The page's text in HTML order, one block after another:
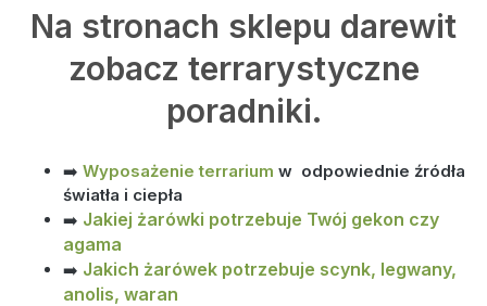
Na stronach sklepu darewit
zobacz terrarystyczne
poradniki.
➡️ Wyposażenie terrarium w odpowiednie źródła
światła i ciepła
➡️ Jakiej żarówki potrzebuje Twój gekon czy
agama
➡️ Jakich żarówek potrzebuje scynk, legwany,
anolis, waran